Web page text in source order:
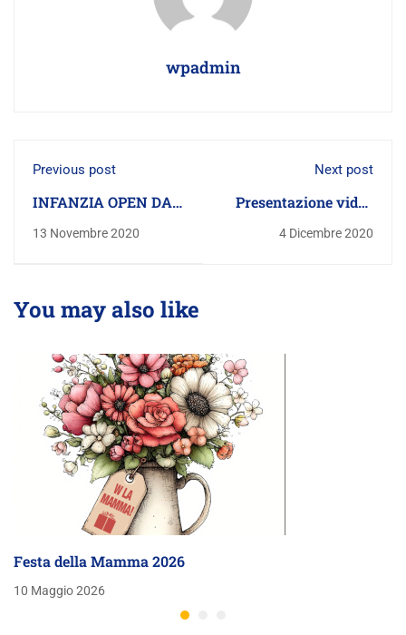
wpadmin
Previous post
INFANZIA OPEN DAY
2020 - 2021
13 Novembre 2020
Next post
Presentazione video
Scuola Leonardi
4 Dicembre 2020
You may also like
Festa della Mamma 2026
10 Maggio 2026